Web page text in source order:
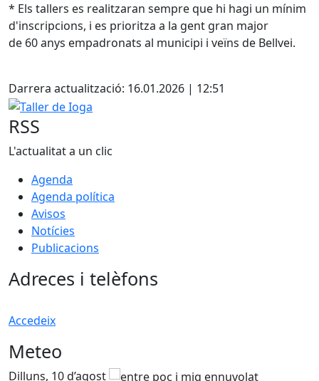
* Els tallers es realitzaran sempre que hi hagi un mínim
d'inscripcions, i es prioritza a la gent gran major
de 60 anys empadronats al municipi i veïns de Bellvei.
Darrera actualització: 16.01.2026 | 12:51
Taller de Ioga
RSS
L'actualitat a un clic
Agenda
Agenda política
Avisos
Notícies
Publicacions
Adreces i telèfons
Accedeix
Meteo
Dilluns, 10 d’agost